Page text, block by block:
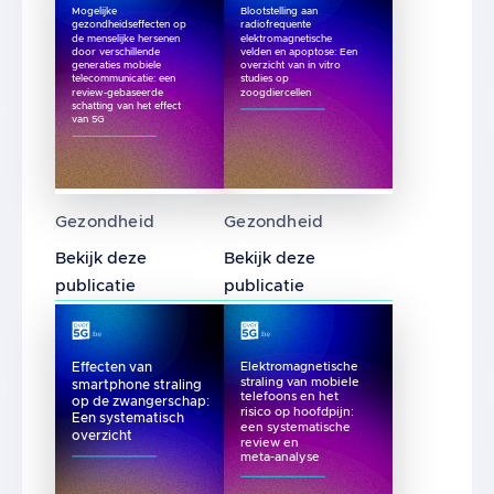
Mogelijke
gezondheidseffecten op
de menselijke hersenen
door verschillende
generaties mobiele
telecommunicatie: een
review-gebaseerde
schatting van het effect
van 5G
Gezondheid
Bekijk deze
publicatie
Blootstelling aan
radiofrequente
elektromagnetische
velden en apoptose: Een
overzicht van in vitro
studies op
zoogdiercellen
Gezondheid
Bekijk deze
publicatie
Effecten van
smartphone straling
op de zwangerschap:
Een systematisch
overzicht
Elektromagnetische
straling van mobiele
telefoons en het
risico op hoofdpijn:
een systematische
review en
meta-analyse